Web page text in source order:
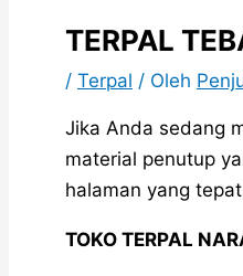
TERPAL
/ Terpal / Oleh
Jika Anda sedang
material penutup
halaman yang
TOKO TERPAL